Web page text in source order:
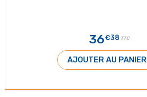
36€38 TTC
AJOUTER AU PANIER